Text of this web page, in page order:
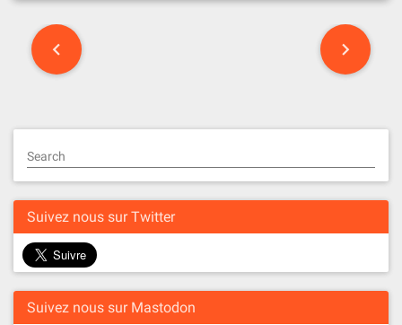
P
n
a
v
i
Search
Suivez nous sur Twitter
Suivez nous sur Mastodon